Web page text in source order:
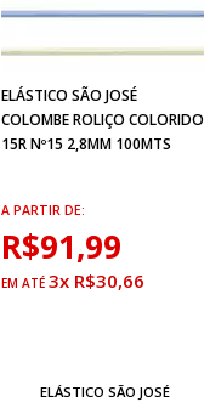
ELÁSTICO SÃO JOSÉ
COLOMBE ROLIÇO COLORIDO
15R Nº15 2,8MM 100MTS
A PARTIR DE:
R$91,99
3x R$30,66
ELÁSTICO SÃO JOSÉ